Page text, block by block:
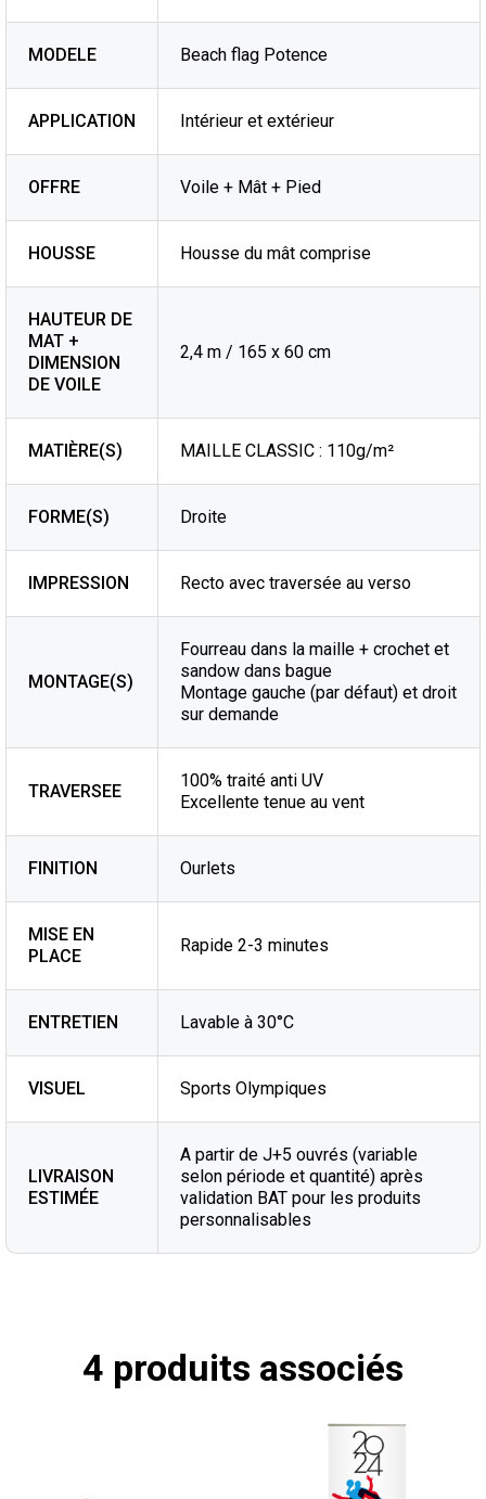
MODELE Beach flag Potence
APPLICATION Intérieur et extérieur
OFFRE Voile + Mât + Pied
HOUSSE Housse du mât comprise
HAUTEUR DE
MAT +
DIMENSION
DE VOILE
2,4 m / 165 x 60 cm
MATIÈRE(S) MAILLE CLASSIC : 110g/m²
FORME(S) Droite
IMPRESSION Recto avec traversée au verso
MONTAGE(S)
Fourreau dans la maille + crochet et
sandow dans bague
Montage gauche (par défaut) et droit
sur demande
TRAVERSEE
100% traité anti UV
Excellente tenue au vent
FINITION Ourlets
MISE EN
PLACE
Rapide 2-3 minutes
ENTRETIEN Lavable à 30°C
VISUEL Sports Olympiques
LIVRAISON
ESTIMÉE
A partir de J+5 ouvrés (variable
selon période et quantité) après
validation BAT pour les produits
personnalisables
4 produits associés